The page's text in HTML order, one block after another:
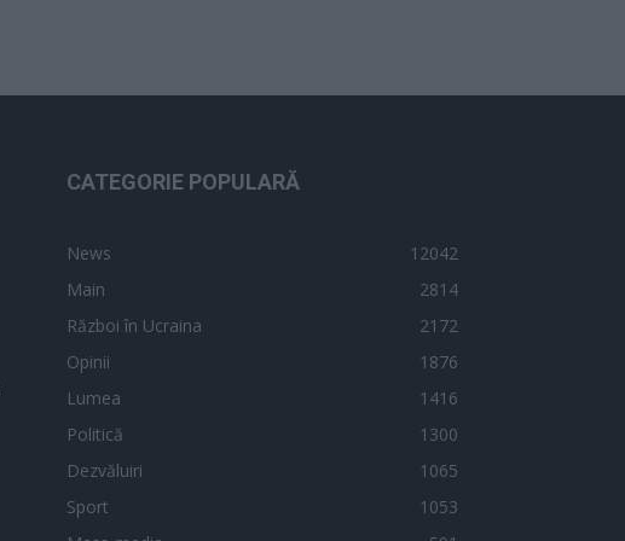
CATEGORIE POPULARĂ
News
12042
Main
2814
Război în Ucraina
2172
Opinii
1876
Lumea
1416
Politică
1300
Dezvăluiri
1065
Sport
1053